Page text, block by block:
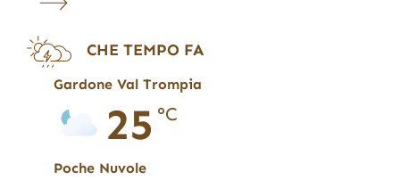
CHE TEMPO FA
Gardone Val Trompia
25 °C
Poche Nuvole